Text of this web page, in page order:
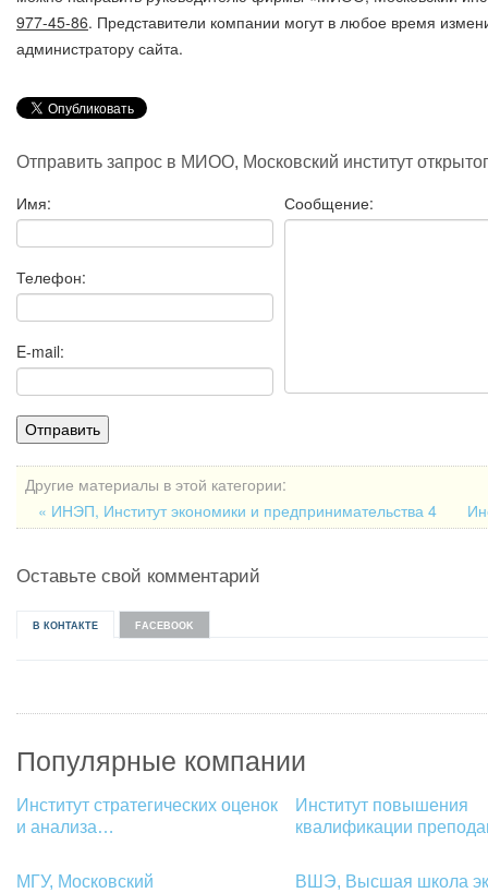
977-45-86. Представители компании могут в любое время
администратору сайта.
Отправить запрос в МИОО, Московский институт
Имя:
Телефон:
E-mail:
Сообщение:
Другие материалы в этой категории:
« ИНЭП, Институт экономики и предпринимательства 4
Оставьте свой комментарий
В КОНТАКТЕ FACEBOOK
Популярные компании
Институт стратегических оценок
и анализа…
Институт повышения
квалификации
МГУ, Московский
ВШЭ, Высшая школа